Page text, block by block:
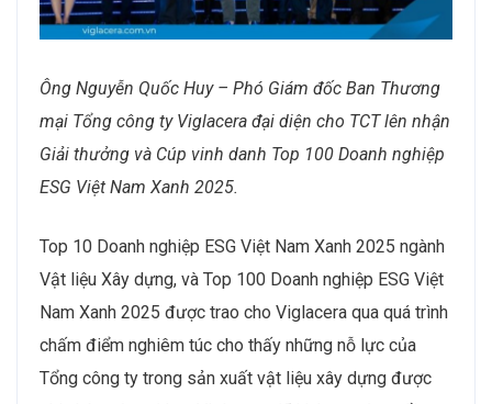
Ông Nguyễn Quốc Huy – Phó Giám đốc Ban Thương
mại Tổng công ty Viglacera đại diện cho TCT lên nhận
Giải thưởng và Cúp vinh danh Top 100 Doanh nghiệp
ESG Việt Nam Xanh 2025.
Top 10 Doanh nghiệp ESG Việt Nam Xanh 2025 ngành
Vật liệu Xây dựng, và Top 100 Doanh nghiệp ESG Việt
Nam Xanh 2025 được trao cho Viglacera qua quá trình
chấm điểm nghiêm túc cho thấy những nỗ lực của
Tổng công ty trong sản xuất vật liệu xây dựng được